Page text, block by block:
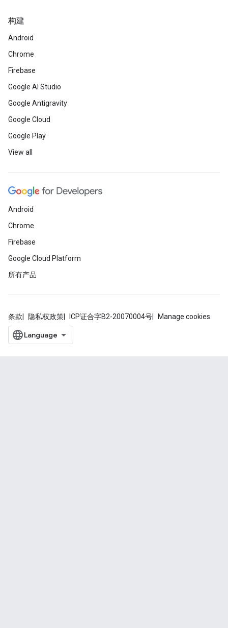
构建
Android
Chrome
Firebase
Google AI Studio
Google Antigravity
Google Cloud
Google Play
View all
Android
Chrome
Firebase
Google Cloud Platform
所有产品
条款 隐私权政策 ICP证合字B2-20070004号 Manage cookies